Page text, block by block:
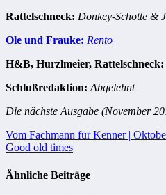
Rattelschneck: Donkey-Schotte &
Ole und Frauke: Rento
H&B, Hurzlmeier, Rattelschneck:
Schlußredaktion: Abgelehnt
Die nächste Ausgabe (November
Beitragsnavigation
Vom Fachmann für Kenner |
Good old times
Ähnliche Beiträge